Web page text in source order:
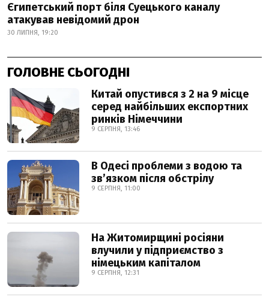
Єгипетський порт біля Суецького каналу
атакував невідомий дрон
30 ЛИПНЯ, 19:20
ГОЛОВНЕ СЬОГОДНІ
Китай опустився з 2 на 9 місце
серед найбільших експортних
ринків Німеччини
9 СЕРПНЯ, 13:46
В Одесі проблеми з водою та
звʼязком після обстрілу
9 СЕРПНЯ, 11:00
На Житомирщині росіяни
влучили у підприємство з
німецьким капіталом
9 СЕРПНЯ, 12:31